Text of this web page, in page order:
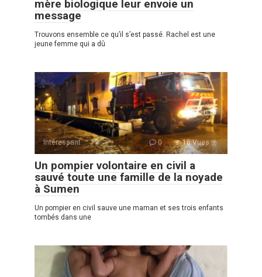
mère biologique leur envoie un
message
Trouvons ensemble ce qu’il s’est passé. Rachel est une
jeune femme qui a dû
Intéressant 0 16 Vues :
Un pompier volontaire en civil a
sauvé toute une famille de la noyade
à Sumen
Un pompier en сivil sauve une maman et ses trois enfants
tombés dans une